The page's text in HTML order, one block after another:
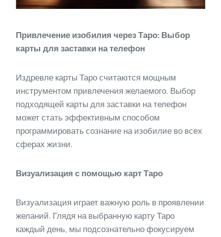
Привлечение изобилия через Таро: Выбор
карты для заставки на телефон
Издревле карты Таро считаются мощным
инструментом привлечения желаемого. Выбор
подходящей карты для заставки на телефон
может стать эффективным способом
программировать сознание на изобилие во всех
сферах жизни.
Визуализация с помощью карт Таро
Визуализация играет важную роль в проявлении
желаний. Глядя на выбранную карту Таро
каждый день, мы подсознательно фокусируем